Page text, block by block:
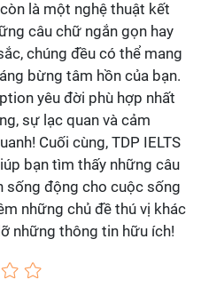
là một nghệ thuật kết
câu chữ ngắn gọn hay
chúng đều có thể mang
bừng tâm hồn của bạn.
yêu đời phù hợp nhất
sự lạc quan và cảm
Cuối cùng, TDP IELTS
bạn tìm thấy những câu
sống động cho cuộc sống
những chủ đề thú vị khác
những thông tin hữu ích!